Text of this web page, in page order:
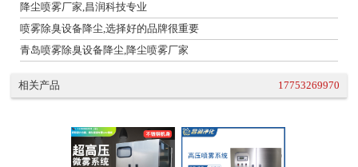
降尘喷雾厂家,昌润科技专业
喷雾除臭设备降尘,选择好的品牌很重要
青岛喷雾除臭设备降尘,降尘喷雾厂家
相关产品 17753269970